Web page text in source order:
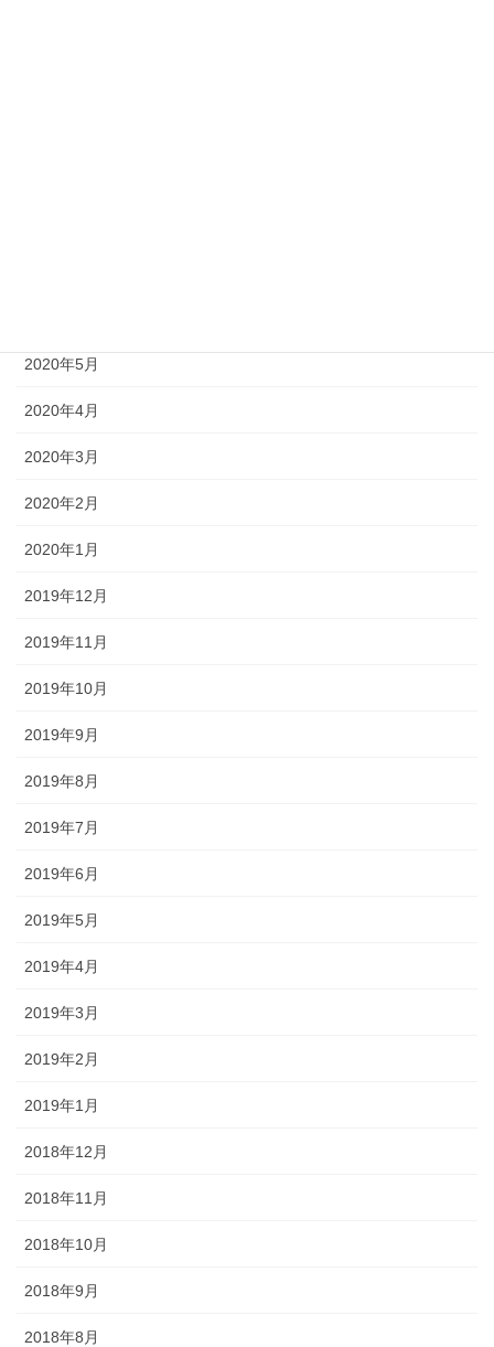
2020年5月
2020年4月
2020年3月
2020年2月
2020年1月
2019年12月
2019年11月
2019年10月
2019年9月
2019年8月
2019年7月
2019年6月
2019年5月
2019年4月
2019年3月
2019年2月
2019年1月
2018年12月
2018年11月
2018年10月
2018年9月
2018年8月